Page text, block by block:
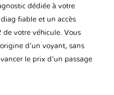
1 version
dédiée à votre
fiable et un accès
votre véhicule. Vous
d'un voyant, sans
le prix d'un passage